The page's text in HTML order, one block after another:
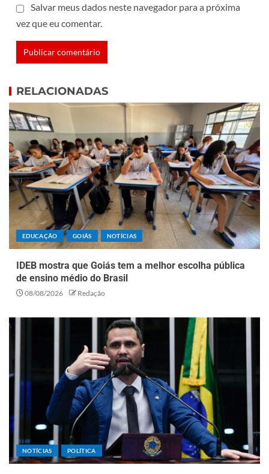
Salvar meus dados neste navegador para a próxima
vez que eu comentar.
RELACIONADAS
EDUCAÇÃO GOIÁS NOTÍCIAS
IDEB mostra que Goiás tem a melhor escolha pública
de ensino médio do Brasil
08/08/2026 Redação
NOTÍCIAS POLÍTICA